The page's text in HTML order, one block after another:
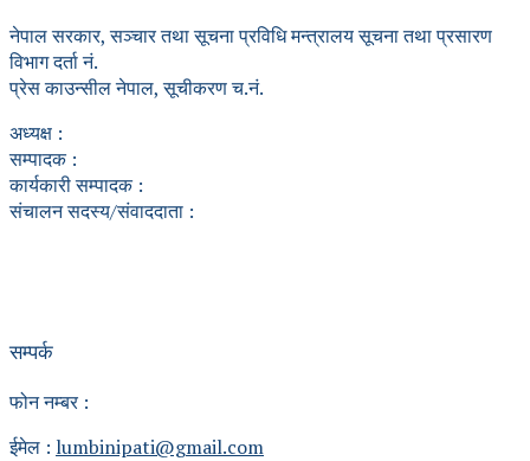
नेपाल सरकार, सञ्चार तथा सूचना प्रविधि मन्त्रालय सूचना तथा प्रसारण
विभाग दर्ता नं.
प्रेस काउन्सील नेपाल, सूचीकरण च.नं.
अध्यक्ष :
सम्पादक :
कार्यकारी सम्पादक :
संचालन सदस्य/संवाददाता :
सम्पर्क
फोन नम्बर :
ईमेल : lumbinipati@gmail.com